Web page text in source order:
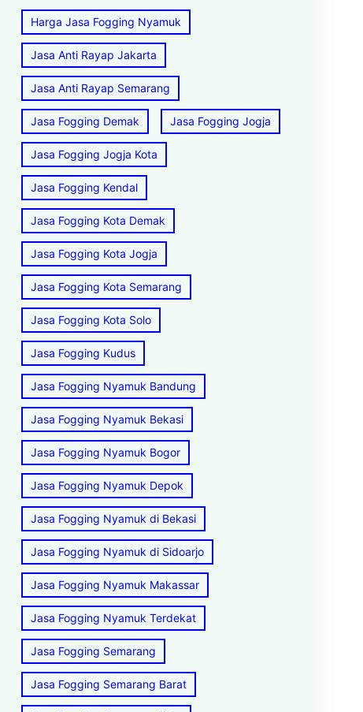
Harga Jasa Fogging Nyamuk
Jasa Anti Rayap Jakarta
Jasa Anti Rayap Semarang
Jasa Fogging Demak Jasa Fogging Jogja
Jasa Fogging Jogja Kota
Jasa Fogging Kendal
Jasa Fogging Kota Demak
Jasa Fogging Kota Jogja
Jasa Fogging Kota Semarang
Jasa Fogging Kota Solo
Jasa Fogging Kudus
Jasa Fogging Nyamuk Bandung
Jasa Fogging Nyamuk Bekasi
Jasa Fogging Nyamuk Bogor
Jasa Fogging Nyamuk Depok
Jasa Fogging Nyamuk di Bekasi
Jasa Fogging Nyamuk di Sidoarjo
Jasa Fogging Nyamuk Makassar
Jasa Fogging Nyamuk Terdekat
Jasa Fogging Semarang
Jasa Fogging Semarang Barat